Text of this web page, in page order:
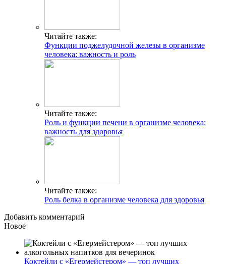
Читайте также:
Функции поджелудочной железы в организме
человека: важность и роль
Читайте также:
Роль и функции печени в организме человека:
важность для здоровья
Читайте также:
Роль белка в организме человека для здоровья
Добавить комментарий
Новое
Коктейли с «Егермейстером» — топ лучших